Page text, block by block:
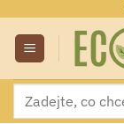
obsah
Hledat: